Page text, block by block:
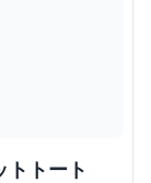
トトート